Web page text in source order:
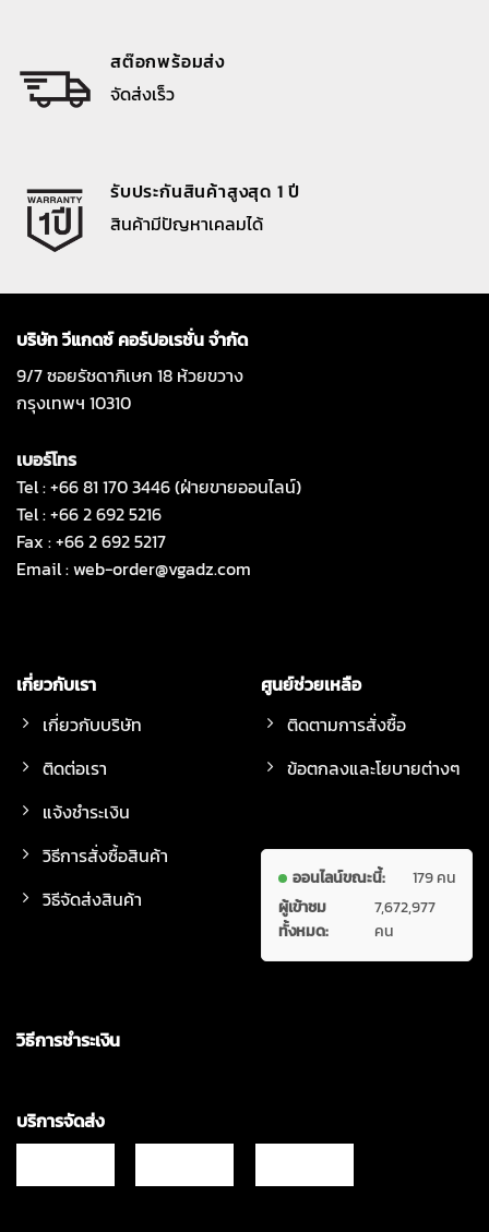
สต๊อกพร้อมส่ง
จัดส่งเร็ว
รับประกันสินค้าสูงสุด 1 ปี
สินค้ามีปัญหาเคลมได้
บริษัท วีแกดซ์ คอร์ปอเรชั่น จำกัด
9/7 ซอยรัชดาภิเษก 18 ห้วยขวาง
กรุงเทพฯ 10310
เบอร์โทร
Tel : +66 81 170 3446 (ฝ่ายขายออนไลน์)
Tel : +66 2 692 5216
Fax : +66 2 692 5217
Email :web-order@vgadz.com
เกี่ยวกับเรา
เกี่ยวกับบริษัท
ติดต่อเรา
แจ้งชำระเงิน
วิธีการสั่งซื้อสินค้า
วิธีจัดส่งสินค้า
ศูนย์ช่วยเหลือ
ติดตามการสั่งซื้อ
ข้อตกลงและโยบายต่างๆ
ออนไลน์ขณะนี้:
179 คน
ผู้เข้าชม
ทั้งหมด:
7,672,977
คน
วิธีการชำระเงิน
บริการจัดส่ง